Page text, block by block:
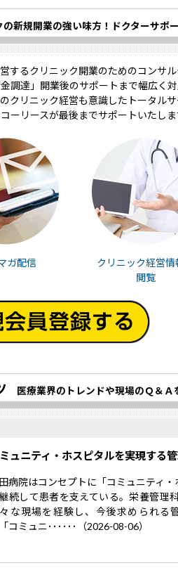
新規開業の強い味方！ドクターサポ
るクリニック開業のためのコンサル
達」開業後のサポートまで幅広く対
リニック経営も意識したトータルサ
ーリースが最後までサポートいたしま
ガ配信
クリニック経営情
閲覧
医療業界のトレンドや現場のＱ＆Ａ
ュニティ・ホスピタルを実現する
病院はコンセプトに「コミュニティ
続して患者を支えている。栄養管理
な現場を経験し、今後求められる
コミュニ･･････（2026-08-06）